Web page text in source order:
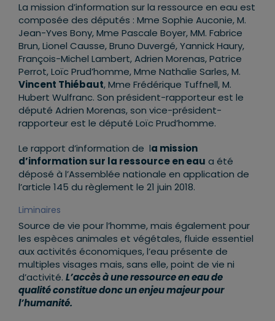
La mission d’information sur la ressource en eau est
composée des députés : Mme Sophie Auconie, M.
Jean-Yves Bony, Mme Pascale Boyer, MM. Fabrice
Brun, Lionel Causse, Bruno Duvergé, Yannick Haury,
François-Michel Lambert, Adrien Morenas, Patrice
Perrot, Loïc Prud’homme, Mme Nathalie Sarles, M.
Vincent Thiébaut, Mme Frédérique Tuffnell, M.
Hubert Wulfranc. Son président-rapporteur est le
député Adrien Morenas, son vice-président-
rapporteur est le député Loïc Prud’homme.
Le rapport d’information de la mission
d’information sur la ressource en eau a été
déposé à l’Assemblée nationale en application de
l’article 145 du règlement le 21 juin 2018.
Liminaires
Source de vie pour l’homme, mais également pour
les espèces animales et végétales, fluide essentiel
aux activités économiques, l’eau présente de
multiples visages mais, sans elle, point de vie ni
d’activité. L’accès à une ressource en eau de
qualité constitue donc un enjeu majeur pour
l’humanité.